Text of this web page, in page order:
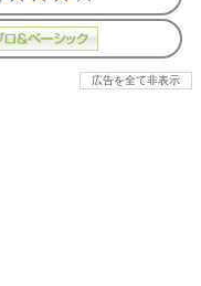
広告を全て非表示